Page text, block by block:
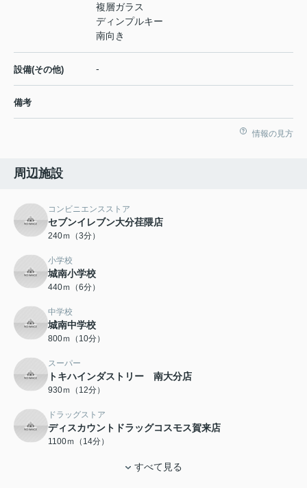
複層ガラス
ディンプルキー
南向き
設備(その他) -
備考
情報の見方
周辺施設
コンビニエンスストア
セブンイレブン大分荏隈店
240ｍ（3分）
小学校
城南小学校
440ｍ（6分）
中学校
城南中学校
800ｍ（10分）
スーパー
トキハインダストリー 南大分店
930ｍ（12分）
ドラッグストア
ディスカウントドラッグコスモス賀来店
1100ｍ（14分）
すべて見る